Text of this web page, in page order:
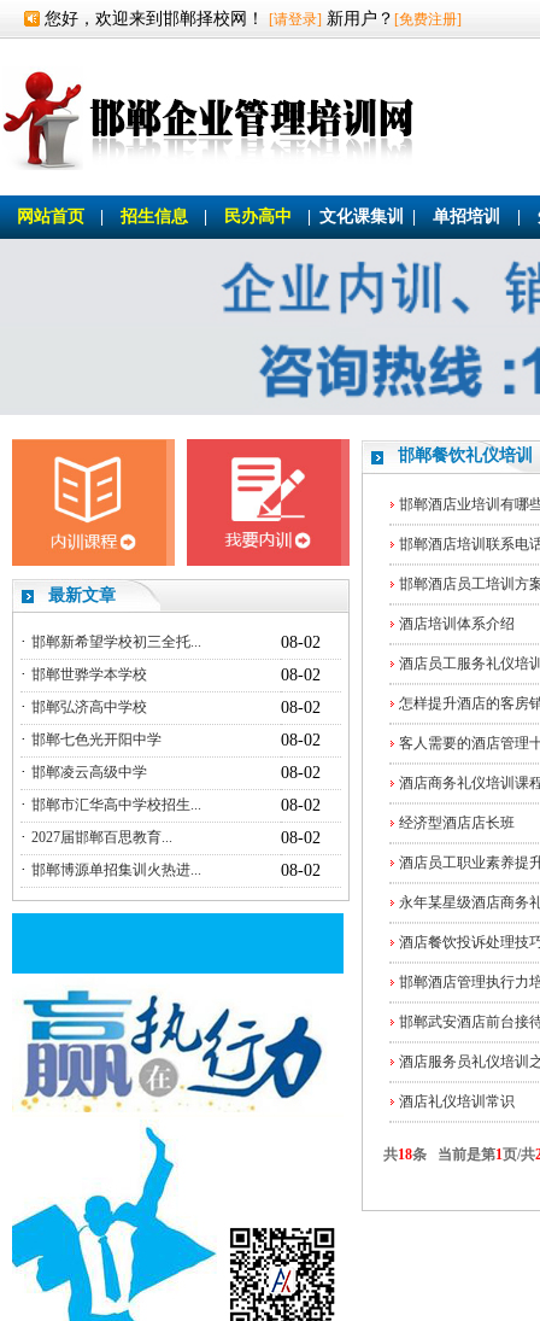
您好，欢迎来到邯郸择校网！ [请登录] 新用户？ [免费注册]
网站首页 招生信息 民办高中 文化课集训 单招培训
最新文章
· 邯郸新希望学校初三全托...
08-02
· 邯郸世骅学本学校
08-02
· 邯郸弘济高中学校
08-02
· 邯郸七色光开阳中学
08-02
· 邯郸凌云高级中学
08-02
· 邯郸市汇华高中学校招生...
08-02
· 2027届邯郸百思教育...
08-02
· 邯郸博源单招集训火热进... 08-02
邯郸餐饮礼仪培训
邯郸酒店业培训有哪
邯郸酒店培训联系电
邯郸酒店员工培训方
酒店培训体系介绍
酒店员工服务礼仪培
怎样提升酒店的客房
客人需要的酒店管理
酒店商务礼仪培训课
经济型酒店店长班
酒店员工职业素养提
永年某星级酒店商务
酒店餐饮投诉处理技
邯郸酒店管理执行力
邯郸武安酒店前台接
酒店服务员礼仪培训
酒店礼仪培训常识
共18条 当前是第1页/共